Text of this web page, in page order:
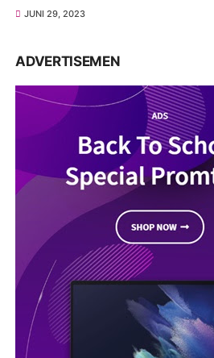
JUNI 29, 2023
ADVERTISEMEN